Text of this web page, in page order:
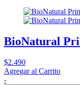
BioNatural
$2.490
Agregar al Carrito
-